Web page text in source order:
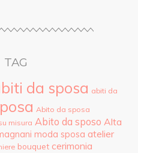
TAG
da sposa abiti da
Abito da sposa
misura Abito da sposo Alta
moda sposa atelier
bouquet cerimonia